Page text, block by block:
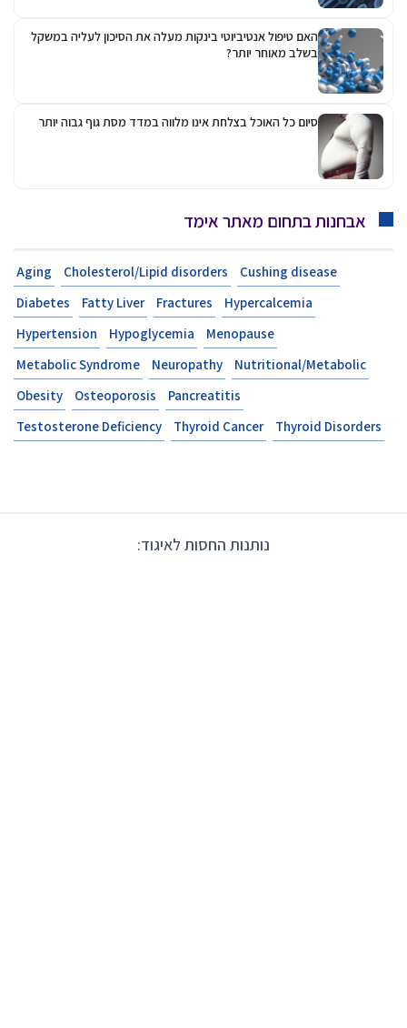
האם טיפול אנטיביוטי בינקות מעלה את הסיכון לעליה במשקל
בשלב מאוחר יותר?
סיום כל האוכל בצלחת אינו מלווה במדד מסת גוף גבוה יותר
אבחנות בתחום מאתר אימד
Aging Cholesterol/Lipid disorders
Cushing disease
Diabetes
Fatty Liver Fractures
Hypercalcemia
Hypertension
Hypoglycemia
Menopause
Metabolic Syndrome
Neuropathy
Nutritional/Metabolic
Obesity
Osteoporosis
Pancreatitis
Testosterone Deficiency
Thyroid Cancer Thyroid Disorders
נותנות החסות לאיגוד: